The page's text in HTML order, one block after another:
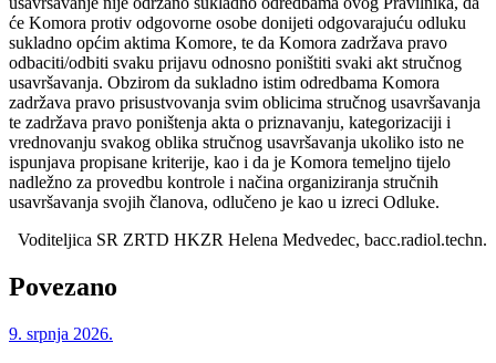
će Komora protiv odgovorne osobe donijeti odgovarajuću odluku
sukladno općim aktima Komore, te da Komora zadržava pravo
odbaciti/odbiti svaku prijavu odnosno poništiti svaki akt stručnog
usavršavanja. Obzirom da sukladno istim odredbama Komora
zadržava pravo prisustvovanja svim oblicima stručnog usavršavanja
te zadržava pravo poništenja akta o priznavanju, kategorizaciji i
vrednovanju svakog oblika stručnog usavršavanja ukoliko isto ne
ispunjava propisane kriterije, kao i da je Komora temeljno tijelo
nadležno za provedbu kontrole i načina organiziranja stručnih
usavršavanja svojih članova, odlučeno je kao u izreci Odluke.
Voditeljica SR ZRTD HKZR Helena Medvedec, bacc.radiol.techn.
Povezano
9. srpnja 2026.